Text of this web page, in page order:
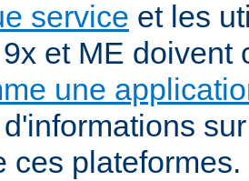
service et les
et ME doivent
une
ces plateformes.